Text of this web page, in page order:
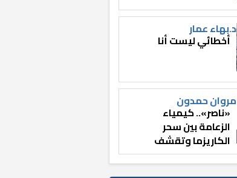
د.بهاء عمار
أخطائي ليست أنا
مروان حمدون
«ناصر».. كيمياء
الزعامة بين سحر
الكاريزما وتقشف
الثائر